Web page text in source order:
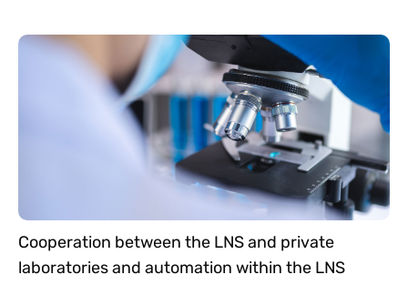
Cooperation between the LNS and private
laboratories and automation within the LNS